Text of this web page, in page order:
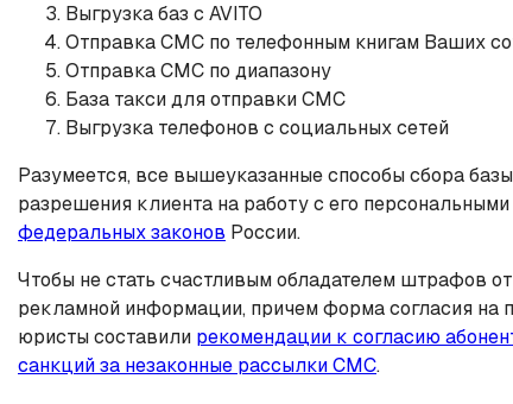
Выгрузка баз с AVITO
Отправка СМС по телефонным книгам Ваших
Отправка СМС по диапазону
База такси для отправки СМС
Выгрузка телефонов с социальных сетей
Разумеется, все вышеуказанные способы сбора
разрешения клиента на работу с его
федеральных законов России.
Чтобы не стать счастливым обладателем штрафов
рекламной информации, причем форма согласия на
юристы составили рекомендации к согласию
санкций за незаконные рассылки СМС.